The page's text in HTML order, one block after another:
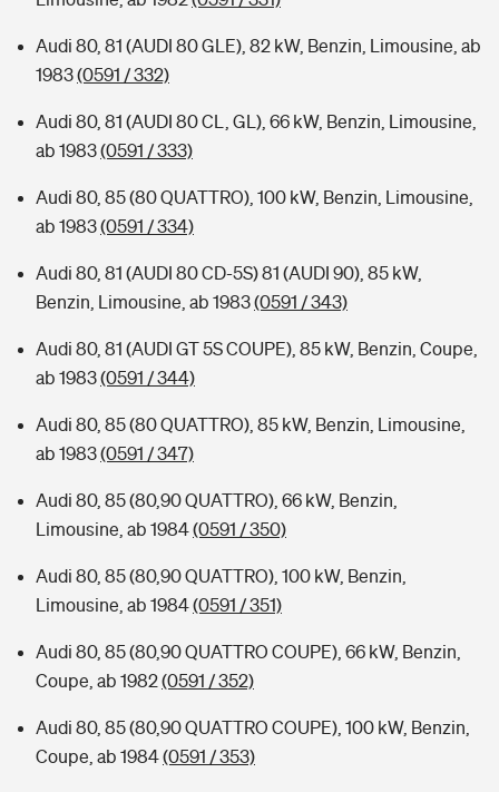
Audi 80, 81 (AUDI 80 GLE), 82 kW, Benzin, Limousine, ab
1983(0591 / 332)
Audi 80, 81 (AUDI 80 CL, GL), 66 kW, Benzin, Limousine,
ab 1983(0591 / 333)
Audi 80, 85 (80 QUATTRO), 100 kW, Benzin, Limousine,
ab 1983(0591 / 334)
Audi 80, 81 (AUDI 80 CD-5S) 81 (AUDI 90), 85 kW,
Benzin, Limousine, ab 1983(0591 / 343)
Audi 80, 81 (AUDI GT 5S COUPE), 85 kW, Benzin, Coupe,
ab 1983(0591 / 344)
Audi 80, 85 (80 QUATTRO), 85 kW, Benzin, Limousine,
ab 1983(0591 / 347)
Audi 80, 85 (80,90 QUATTRO), 66 kW, Benzin,
Limousine, ab 1984(0591 / 350)
Audi 80, 85 (80,90 QUATTRO), 100 kW, Benzin,
Limousine, ab 1984(0591 / 351)
Audi 80, 85 (80,90 QUATTRO COUPE), 66 kW, Benzin,
Coupe, ab 1982(0591 / 352)
Audi 80, 85 (80,90 QUATTRO COUPE), 100 kW, Benzin,
Coupe, ab 1984(0591 / 353)